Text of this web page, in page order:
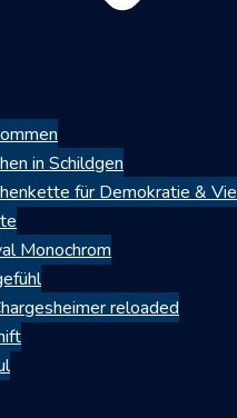
in Schildgen
für Demokratie &
Monochrom
reloaded